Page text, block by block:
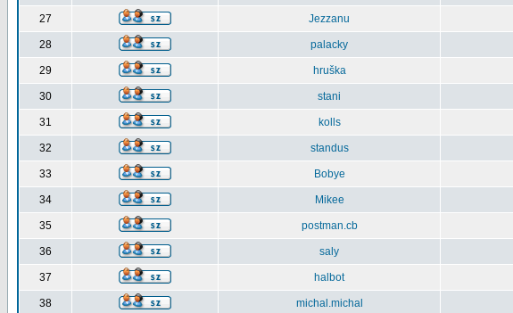
27 Jezzanu
28 palacky
29 hruška
30 stani
31 kolls
32 standus
33 Bobye
34 Mikee
35 postman.cb
36 saly
37 halbot
38 michal.michal